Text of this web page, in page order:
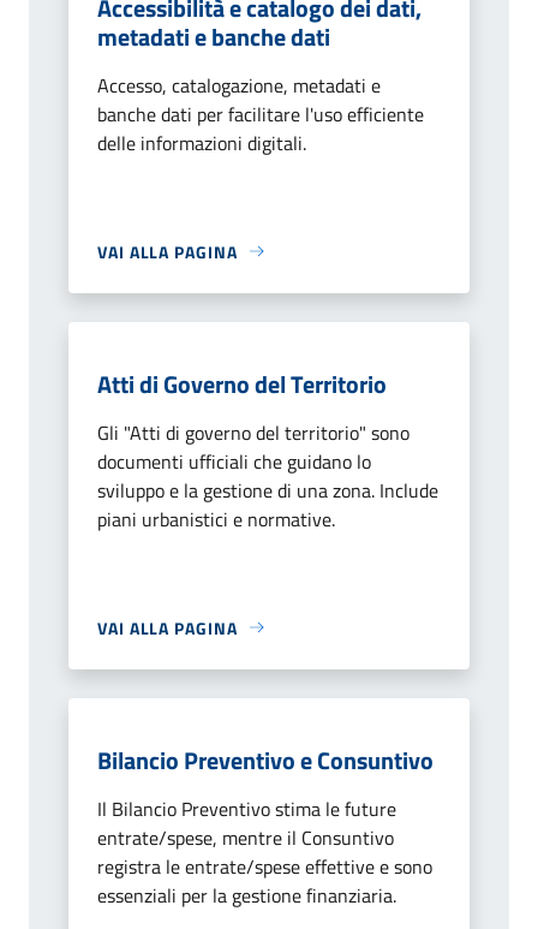
metadati e banche dati
Accesso, catalogazione, metadati e
banche dati per facilitare l'uso efficiente
delle informazioni digitali.
VAI ALLA PAGINA
Atti di Governo del Territorio
Gli "Atti di governo del territorio" sono
documenti ufficiali che guidano lo
sviluppo e la gestione di una zona. Include
piani urbanistici e normative.
VAI ALLA PAGINA
Bilancio Preventivo e Consuntivo
Il Bilancio Preventivo stima le future
entrate/spese, mentre il Consuntivo
registra le entrate/spese effettive e sono
essenziali per la gestione finanziaria.